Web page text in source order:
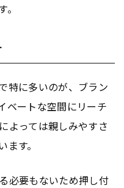
特に多いのが、ブラン
ベートな空間にリーチ
よっては親しみやすさ
す。
必要もないため押し付